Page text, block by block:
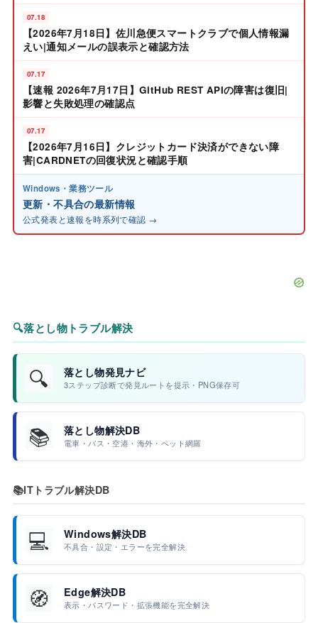
07.18
【2026年7月18日】佐川急便スマートクラブで個人情報漏
えい|通知メールの誤表示と確認方法
07.17
【速報 2026年7月17日】GitHub REST APIの障害は復旧|
影響と失敗処理の確認点
07.17
【2026年7月16日】クレジットカード決済ができない障
害|CARDNETの回復状況と確認手順
Windows・業務ツール
更新・不具合の最新情報
公式発表と速報を時系列で確認 →
🔍落とし物トラブル解決
🔍 落とし物発見ナビ
3ステップ診断で発見ルートを提示・PNG保存可
📚 落とし物解決DB
電車・バス・空港・海外・ペット網羅
📚ITトラブル解決DB
💻 Windows解決DB
不具合・設定・エラーを完全解決
🧭 Edge解決DB
表示・パスワード・拡張機能を完全解決